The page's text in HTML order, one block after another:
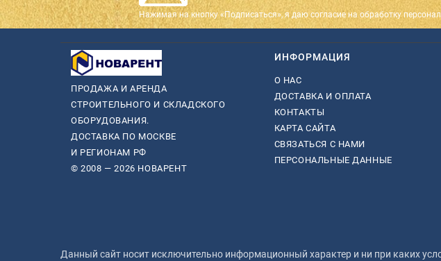
Нажимая на кнопку «Подписаться», я даю cогласие на обработку
ПРОДАЖА И АРЕНДА
СТРОИТЕЛЬНОГО И СКЛАДСКОГО
ОБОРУДОВАНИЯ.
ДОСТАВКА ПО МОСКВЕ
И РЕГИОНАМ РФ
© 2008 — 2026 НОВАРЕНТ
ИНФОРМАЦИЯ
О НАС
ДОСТАВКА И ОПЛАТА
КОНТАКТЫ
КАРТА САЙТА
СВЯЗАТЬСЯ С НАМИ
ПЕРСОНАЛЬНЫЕ ДАННЫЕ
Данный сайт носит исключительно информационный характер и ни при каких